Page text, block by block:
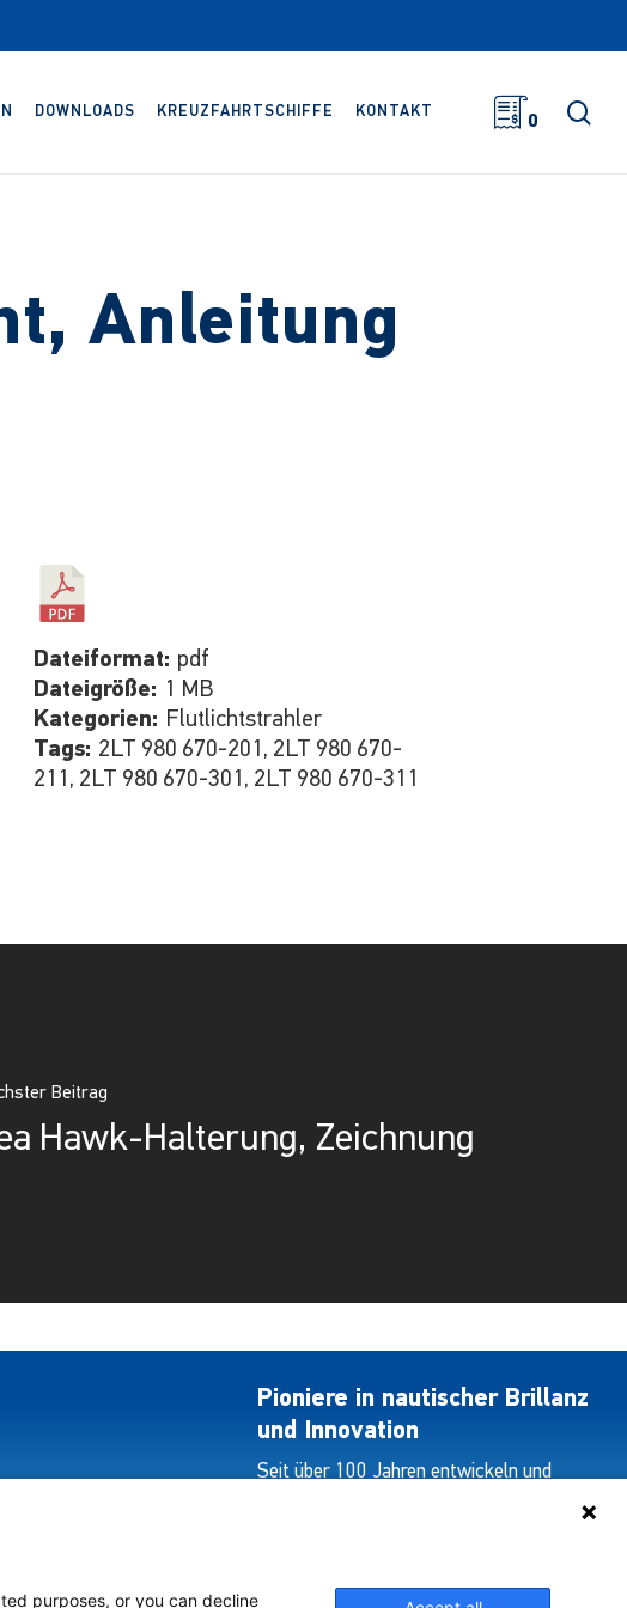
DOWNLOADS KREUZFAHRTSCHIFFE KONTAKT
0
Anleitung
Dateiformat: pdf
Dateigröße: 1 MB
Kategorien: Flutlichtstrahler
Tags: 2LT 980 670-201, 2LT 980 670-
211, 2LT 980 670-301, 2LT 980 670-311
Beitrag
Hawk-Halterung, Zeichnung
Pioniere in nautischer Brillanz
und Innovation
Seit über 100 Jahren entwickeln und
purposes, or you can decline